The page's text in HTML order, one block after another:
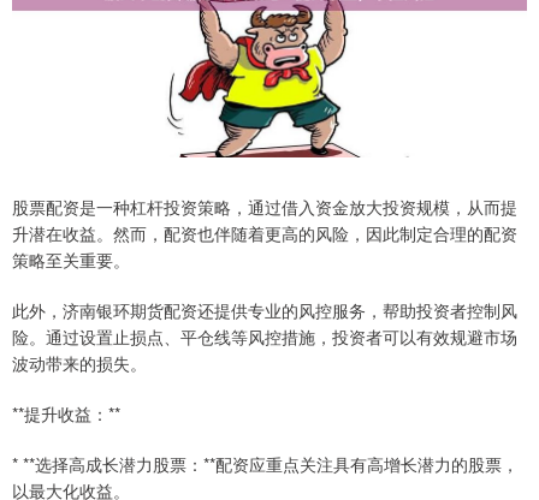
股票配资是一种杠杆投资策略，通过借入资金放大投资规模，从而提
升潜在收益。然而，配资也伴随着更高的风险，因此制定合理的配资
策略至关重要。
此外，济南银环期货配资还提供专业的风控服务，帮助投资者控制风
险。通过设置止损点、平仓线等风控措施，投资者可以有效规避市场
波动带来的损失。
**提升收益：**
* **选择高成长潜力股票：**配资应重点关注具有高增长潜力的股票，
以最大化收益。